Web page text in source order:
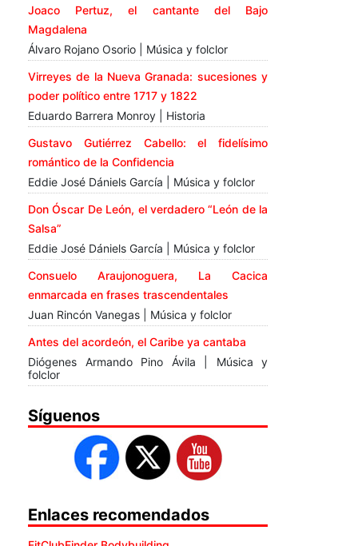
Joaco Pertuz, el cantante del Bajo
Magdalena
Álvaro Rojano Osorio | Música y folclor
Virreyes de la Nueva Granada: sucesiones y
poder político entre 1717 y 1822
Eduardo Barrera Monroy | Historia
Gustavo Gutiérrez Cabello: el fidelísimo
romántico de la Confidencia
Eddie José Dániels García | Música y folclor
Don Óscar De León, el verdadero “León de la
Salsa”
Eddie José Dániels García | Música y folclor
Consuelo Araujonoguera, La Cacica
enmarcada en frases trascendentales
Juan Rincón Vanegas | Música y folclor
Antes del acordeón, el Caribe ya cantaba
Diógenes Armando Pino Ávila | Música y
folclor
Síguenos
Enlaces recomendados